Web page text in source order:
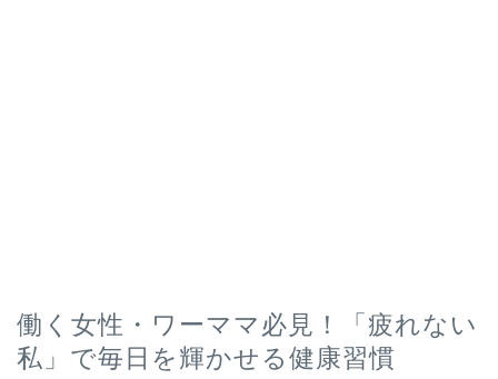
働く女性・ワーママ必見！「疲れない
私」で毎日を輝かせる健康習慣